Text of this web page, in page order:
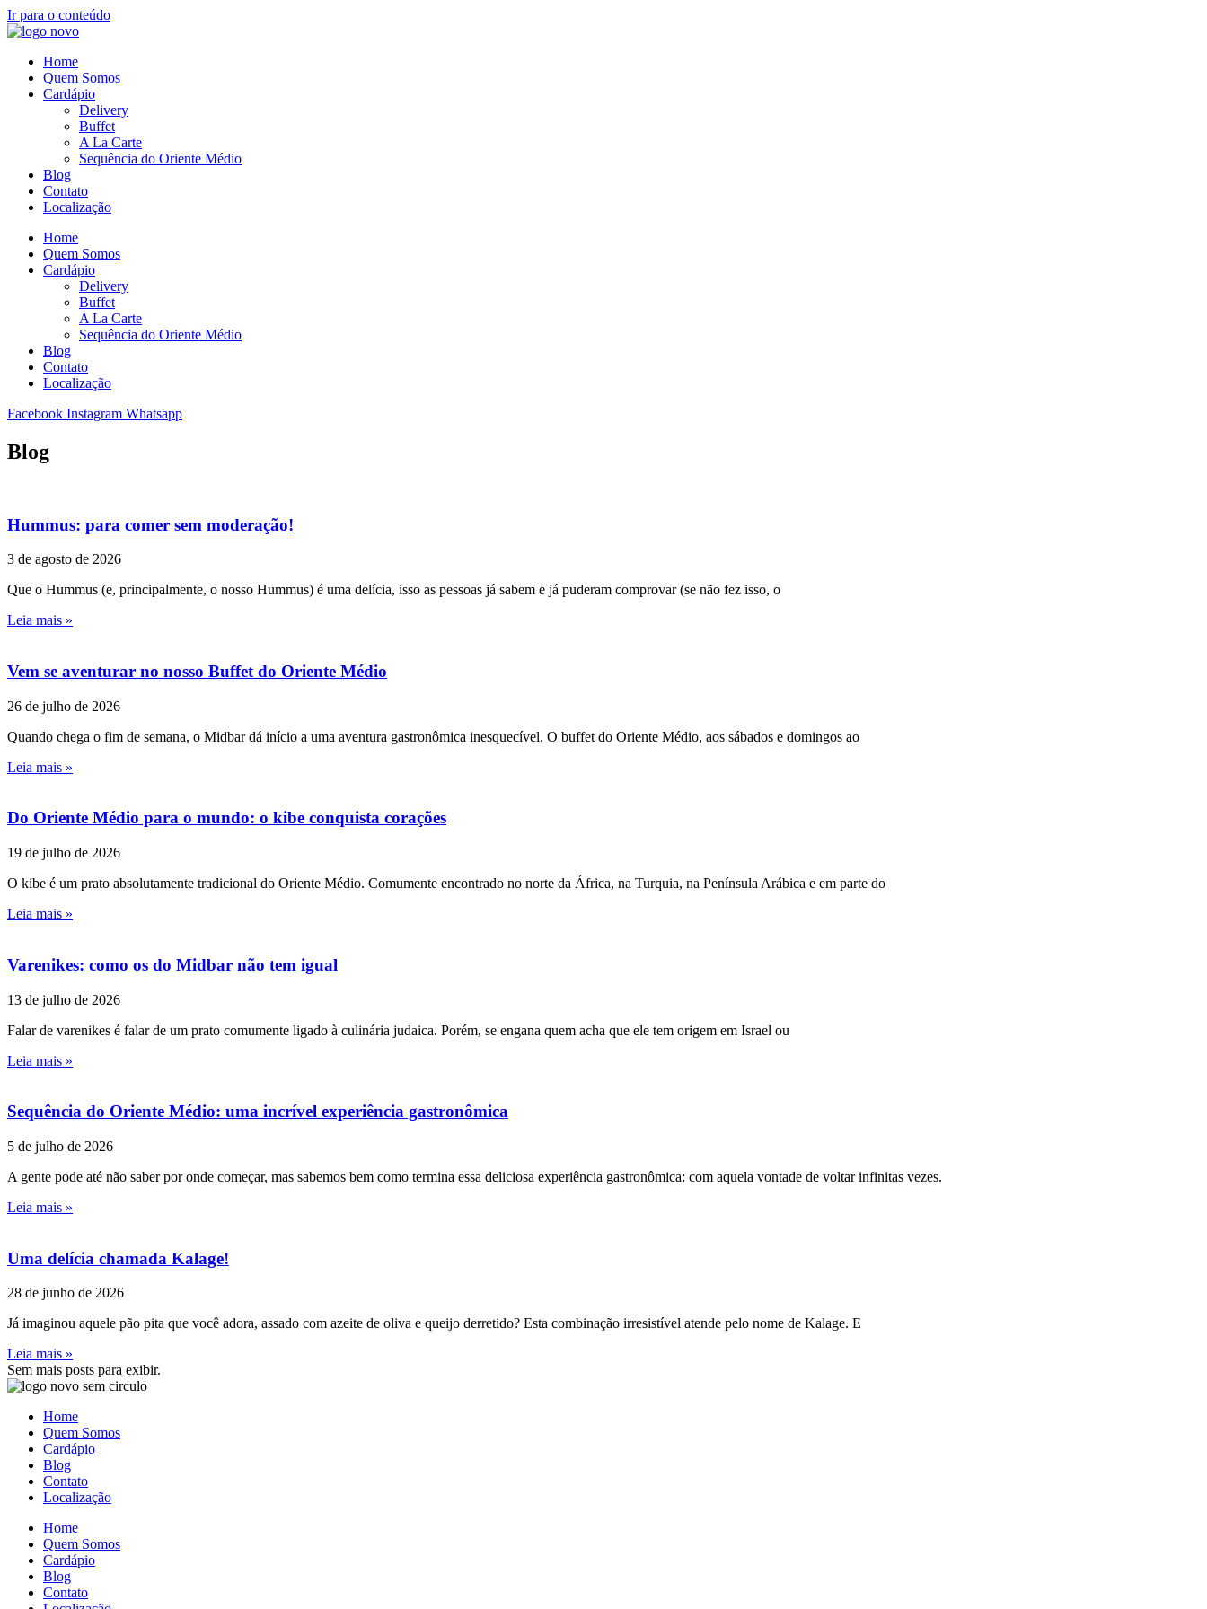
Ir para o conteúdo
Home
Quem Somos
Cardápio
Delivery
Buffet
A La Carte
Sequência do Oriente Médio
Blog
Contato
Localização
Home
Quem Somos
Cardápio
Delivery
Buffet
A La Carte
Sequência do Oriente Médio
Blog
Contato
Localização
Facebook Instagram Whatsapp
Blog
Hummus: para comer sem moderação!
3 de agosto de 2026
Que o Hummus (e, principalmente, o nosso Hummus) é uma delícia, isso as pessoas já sabem e já puderam comprovar (se não fez isso, o
Leia mais »
Vem se aventurar no nosso Buffet do Oriente Médio
26 de julho de 2026
Quando chega o fim de semana, o Midbar dá início a uma aventura gastronômica inesquecível. O buffet do Oriente Médio, aos sábados e domingos ao
Leia mais »
Do Oriente Médio para o mundo: o kibe conquista corações
19 de julho de 2026
O kibe é um prato absolutamente tradicional do Oriente Médio. Comumente encontrado no norte da África, na Turquia, na Península Arábica e em parte do
Leia mais »
Varenikes: como os do Midbar não tem igual
13 de julho de 2026
Falar de varenikes é falar de um prato comumente ligado à culinária judaica. Porém, se engana quem acha que ele tem origem em Israel ou
Leia mais »
Sequência do Oriente Médio: uma incrível experiência gastronômica
5 de julho de 2026
A gente pode até não saber por onde começar, mas sabemos bem como termina essa deliciosa experiência gastronômica: com aquela vontade de voltar infinitas vezes.
Leia mais »
Uma delícia chamada Kalage!
28 de junho de 2026
Já imaginou aquele pão pita que você adora, assado com azeite de oliva e queijo derretido? Esta combinação irresistível atende pelo nome de Kalage. E
Leia mais »
Sem mais posts para exibir.
Home
Quem Somos
Cardápio
Blog
Contato
Localização
Home
Quem Somos
Cardápio
Blog
Contato